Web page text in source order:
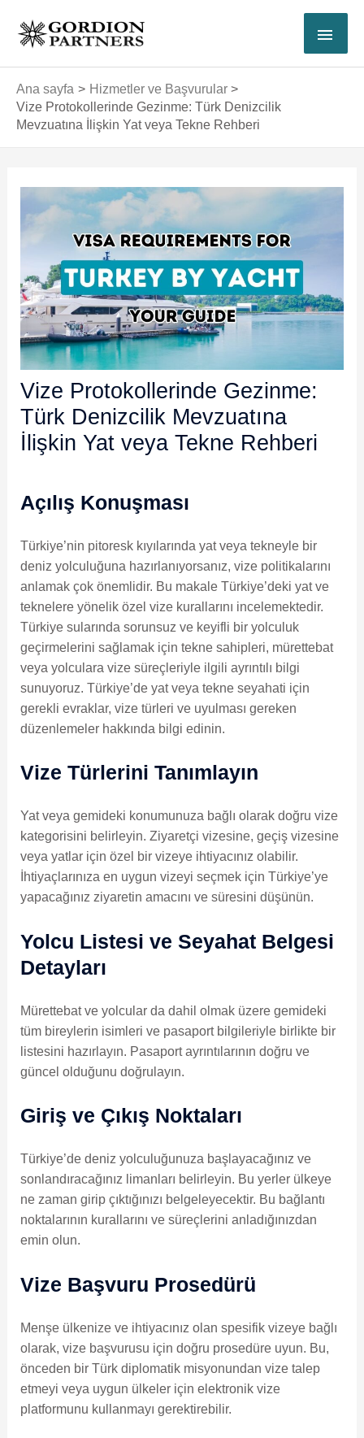
ANA
Ana sayfa
Hizmetler ve Başvurular
Vize Protokollerinde Gezinme: Türk Denizcilik
Mevzuatına İlişkin Yat veya Tekne Rehberi
Vize Protokollerinde Gezinme:
Türk Denizcilik Mevzuatına
İlişkin Yat veya Tekne Rehberi
Açılış Konuşması
Türkiye’nin pitoresk kıyılarında yat veya tekneyle bir
deniz yolculuğuna hazırlanıyorsanız, vize politikalarını
anlamak çok önemlidir. Bu makale Türkiye’deki yat ve
teknelere yönelik özel vize kurallarını incelemektedir.
Türkiye sularında sorunsuz ve keyifli bir yolculuk
geçirmelerini sağlamak için tekne sahipleri, mürettebat
veya yolculara vize süreçleriyle ilgili ayrıntılı bilgi
sunuyoruz. Türkiye’de yat veya tekne seyahati için
gerekli evraklar, vize türleri ve uyulması gereken
düzenlemeler hakkında bilgi edinin.
Vize Türlerini Tanımlayın
Yat veya gemideki konumunuza bağlı olarak doğru vize
kategorisini belirleyin. Ziyaretçi vizesine, geçiş vizesine
veya yatlar için özel bir vizeye ihtiyacınız olabilir.
İhtiyaçlarınıza en uygun vizeyi seçmek için Türkiye’ye
yapacağınız ziyaretin amacını ve süresini düşünün.
Yolcu Listesi ve Seyahat Belgesi
Detayları
Mürettebat ve yolcular da dahil olmak üzere gemideki
tüm bireylerin isimleri ve pasaport bilgileriyle birlikte bir
listesini hazırlayın. Pasaport ayrıntılarının doğru ve
güncel olduğunu doğrulayın.
Giriş ve Çıkış Noktaları
Türkiye’de deniz yolculuğunuza başlayacağınız ve
sonlandıracağınız limanları belirleyin. Bu yerler ülkeye
ne zaman girip çıktığınızı belgeleyecektir. Bu bağlantı
noktalarının kurallarını ve süreçlerini anladığınızdan
emin olun.
Vize Başvuru Prosedürü
Menşe ülkenize ve ihtiyacınız olan spesifik vizeye bağlı
olarak, vize başvurusu için doğru prosedüre uyun. Bu,
önceden bir Türk diplomatik misyonundan vize talep
etmeyi veya uygun ülkeler için elektronik vize
platformunu kullanmayı gerektirebilir.